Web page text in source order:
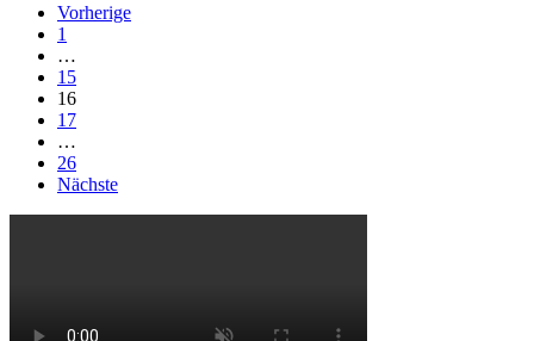
Vorherige
1
…
15
16
17
…
26
Nächste